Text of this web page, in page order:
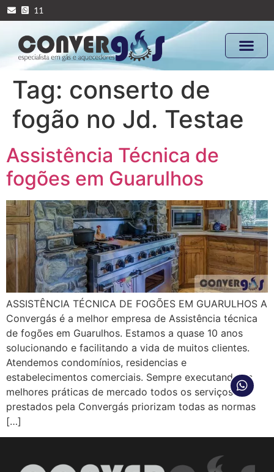
11
Tag: conserto de
fogão no Jd. Testae
Assistência Técnica de
fogões em Guarulhos
ASSISTÊNCIA TÉCNICA DE FOGÕES EM GUARULHOS A
Convergás é a melhor empresa de Assistência técnica
de fogões em Guarulhos. Estamos a quase 10 anos
solucionando e facilitando a vida de muitos clientes.
Atendemos condomínios, residencias e
estabelecimentos comerciais. Sempre executando as
melhores práticas de mercado todos os serviços
prestados pela Convergás priorizam todas as normas
[…]